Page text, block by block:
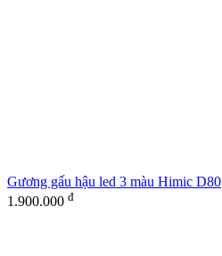
Gương gấu hậu led 3 màu Himic D80
1.900.000 đ